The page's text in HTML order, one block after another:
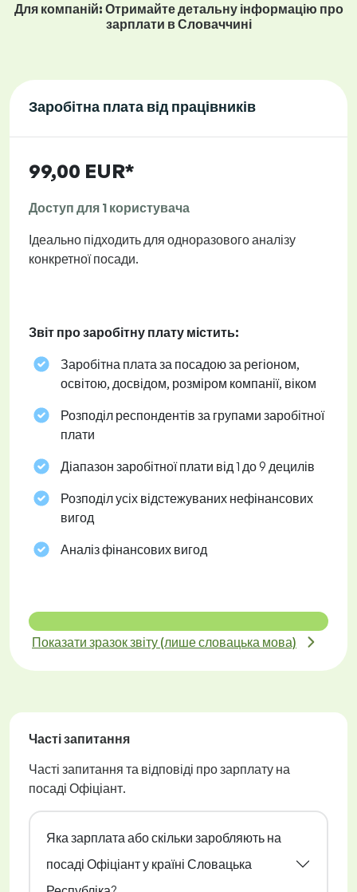
Для компаній: Отримайте детальну інформацію про
зарплати в Словаччині
Заробітна плата від працівників
99,00 EUR*
Доступ для 1 користувача
Ідеально підходить для одноразового аналізу
конкретної посади.
Звіт про заробітну плату містить:
Заробітна плата за посадою за регіоном,
освітою, досвідом, розміром компанії, віком
Розподіл респондентів за групами заробітної
плати
Діапазон заробітної плати від 1 до 9 децилів
Розподіл усіх відстежуваних нефінансових
вигод
Аналіз фінансових вигод
Показати зразок звіту (лише словацька мова)
Часті запитання
Часті запитання та відповіді про зарплату на
посаді Офіціант.
Яка зарплата або скільки заробляють на
посаді Офіціант у країні Словацька